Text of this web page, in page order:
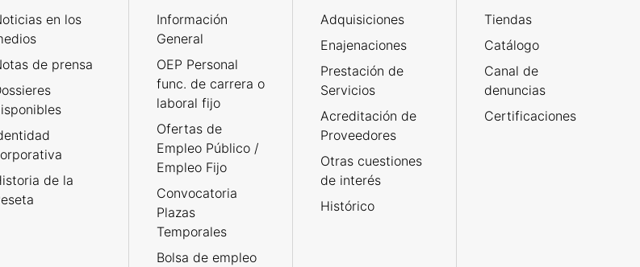
en los
de prensa
de la
Información
General
OEP Personal
func. de carrera o
laboral fijo
Ofertas de
Empleo Público /
Empleo Fijo
Convocatoria
Plazas
Temporales
Bolsa de empleo
Adquisiciones
Enajenaciones
Prestación de
Servicios
Acreditación de
Proveedores
Otras cuestiones
de interés
Histórico
Tiendas
Catálogo
Canal de
denuncias
Certificaciones